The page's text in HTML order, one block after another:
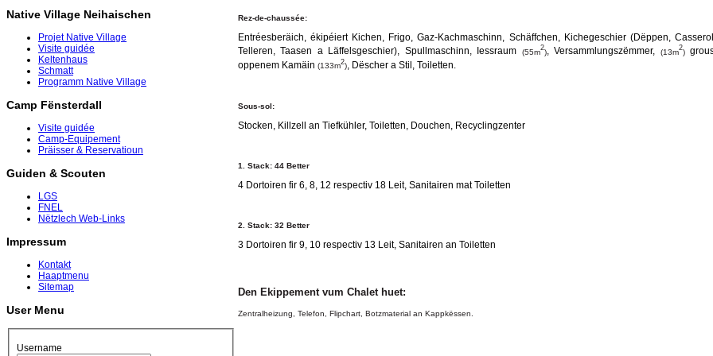
Native Village Neihaischen
Projet Native Village
Visite guidée
Keltenhaus
Schmatt
Programm Native Village
Camp Fënsterdall
Visite guidée
Camp-Equipement
Präisser & Reservatioun
Guiden & Scouten
LGS
FNEL
Nëtzlech Web-Links
Impressum
Kontakt
Haaptmenu
Sitemap
User Menu
Username
Rez-de-chaussée:
Entréesberäich, ékipéiert Kichen, Frigo, Gaz-Kachmaschinn, Schäffchen, Kichegeschier (Dëppen,
Telleren, Taasen a Läffelsgeschier), Spullmaschinn, Iessraum
(55m2), Versammlungszëmmer, (13m2)
oppenem Kamäin (133m2), Dëscher a Stil, Toiletten.
Sous-sol:
Stocken, Killzell an Tiefkühler, Toiletten, Douchen, Recyclingzenter
1. Stack: 44 Better
4 Dortoiren fir 6, 8, 12 respectiv 18 Leit, Sanitairen mat Toiletten
2. Stack: 32 Better
3 Dortoiren fir 9, 10 respectiv 13 Leit, Sanitairen an Toiletten
Den Ekippement vum Chalet huet:
Zentralheizung, Telefon, Flipchart, Botzmaterial an Kappkëssen.